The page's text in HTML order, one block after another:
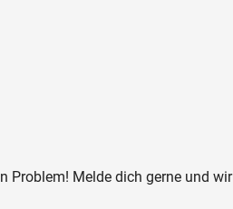
Problem! Melde dich gerne und wir